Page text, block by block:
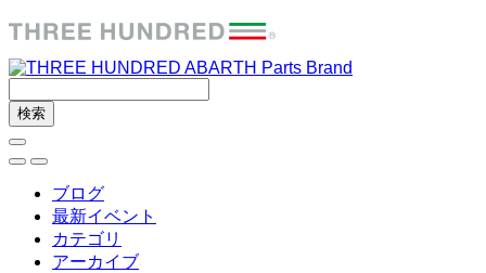
ブログ
最新イベント
カテゴリ
アーカイブ